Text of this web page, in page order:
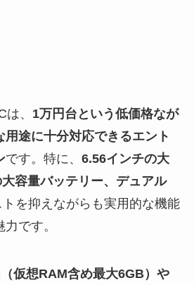
、 1万円台という低価格なが
用途に十分対応できるエント
です。特に、 6.56インチの大
容量バッテリー、デュアル
を抑えながらも実用的な機能
です。
仮想RAM含め最大6GB）や